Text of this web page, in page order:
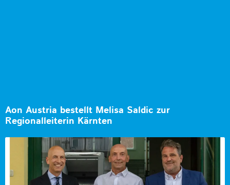
Aon Austria bestellt Melisa Saldic zur
Regionalleiterin Kärnten